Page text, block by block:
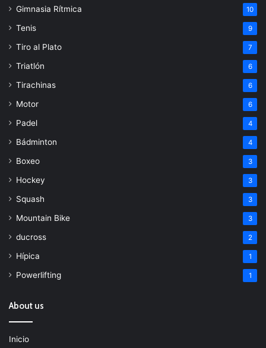
Gimnasia Rítmica 10
Tenis 9
Tiro al Plato 7
Triatlón 6
Tirachinas 6
Motor 6
Padel 4
Bádminton 4
Boxeo 3
Hockey 3
Squash 3
Mountain Bike 3
ducross 2
Hípica 1
Powerlifting 1
About us
Inicio